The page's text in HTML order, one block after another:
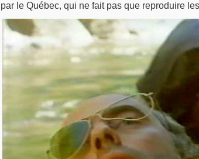
par le Québec, qui ne fait pas que reproduire